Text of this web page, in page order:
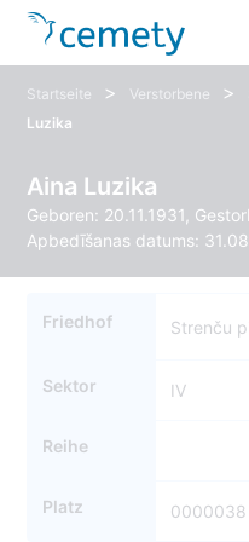
Startseite > Verstorbene >
Luzika
Aina Luzika
Geboren: 20.11.1931,
Apbedīšanas datums:
Friedhof Strenču
Sektor IV
Reihe
Platz 0000038